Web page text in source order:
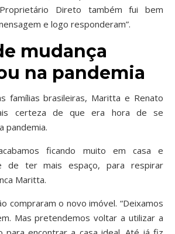
Direto também fui bem
e logo responderam”.
mudança
na pandemia
famílias brasileiras, Maritta e Renato
certeza de que era hora de se
pandemia.
ficando muito em casa e
de ter mais espaço, para respirar
Maritta.
compraram o novo imóvel. “Deixamos
Mas pretendemos voltar a utilizar a